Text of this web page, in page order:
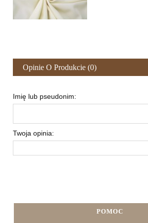
Opinie O Produkcie (0)
Imię lub pseudonim:
Twoja opinia:
POMOC